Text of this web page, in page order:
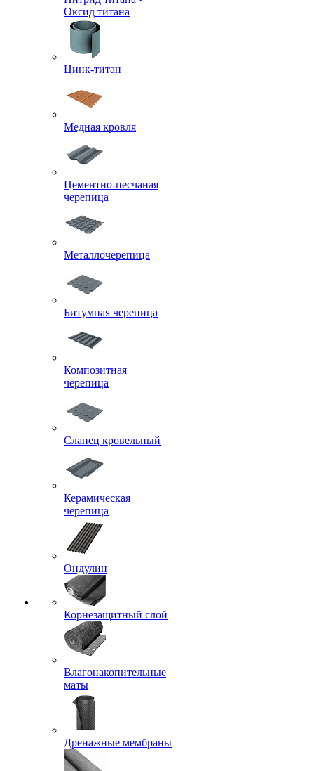
Оксид титана
Цинк-титан
Медная кровля
Цементно-песчаная
черепица
Металлочерепица
Битумная черепица
Композитная
черепица
Сланец кровельный
Керамическая
черепица
Ондулин
Корнезащитный слой
Влагонакопительные
маты
Дренажные мембраны